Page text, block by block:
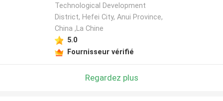
Technological Development
District, Hefei City, Anui Province,
China ,La Chine
5.0
Fournisseur vérifié
Regardez plus